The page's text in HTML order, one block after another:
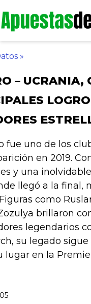
»
– UCRANIA,
fue uno de los
en 2019.
y una
llegó a la
como
brillaron
legendarios
su legado
lugar en la